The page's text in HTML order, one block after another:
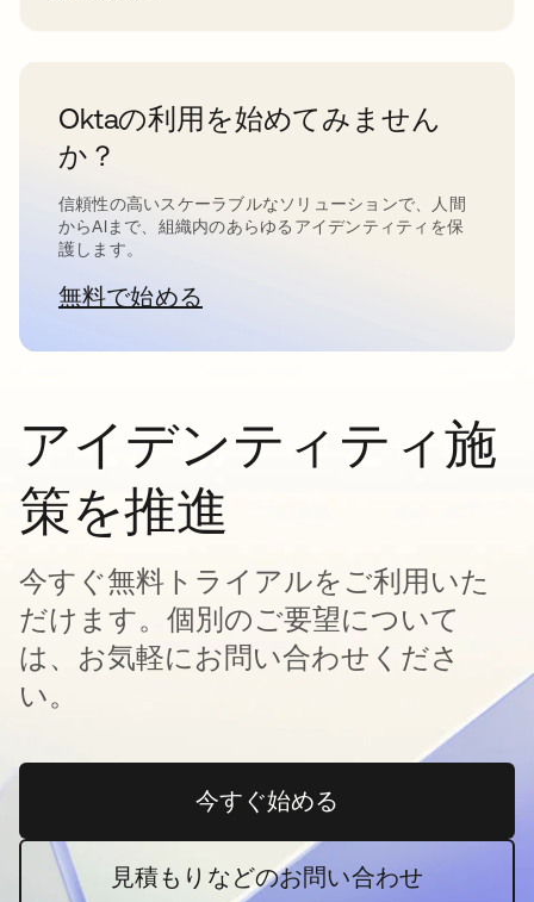
Oktaの利用を始めてみません
か？
信頼性の高いスケーラブルなソリューションで、人間
からAIまで、組織内のあらゆるアイデンティティを保
護します。
無料で始める新しいタブで開く
アイデンティティ施
策を推進
今すぐ無料トライアルをご利用いた
だけます。個別のご要望について
は、お気軽にお問い合わせくださ
い。
今すぐ始める新しいタブで開く
見積もりなどのお問い合わせ